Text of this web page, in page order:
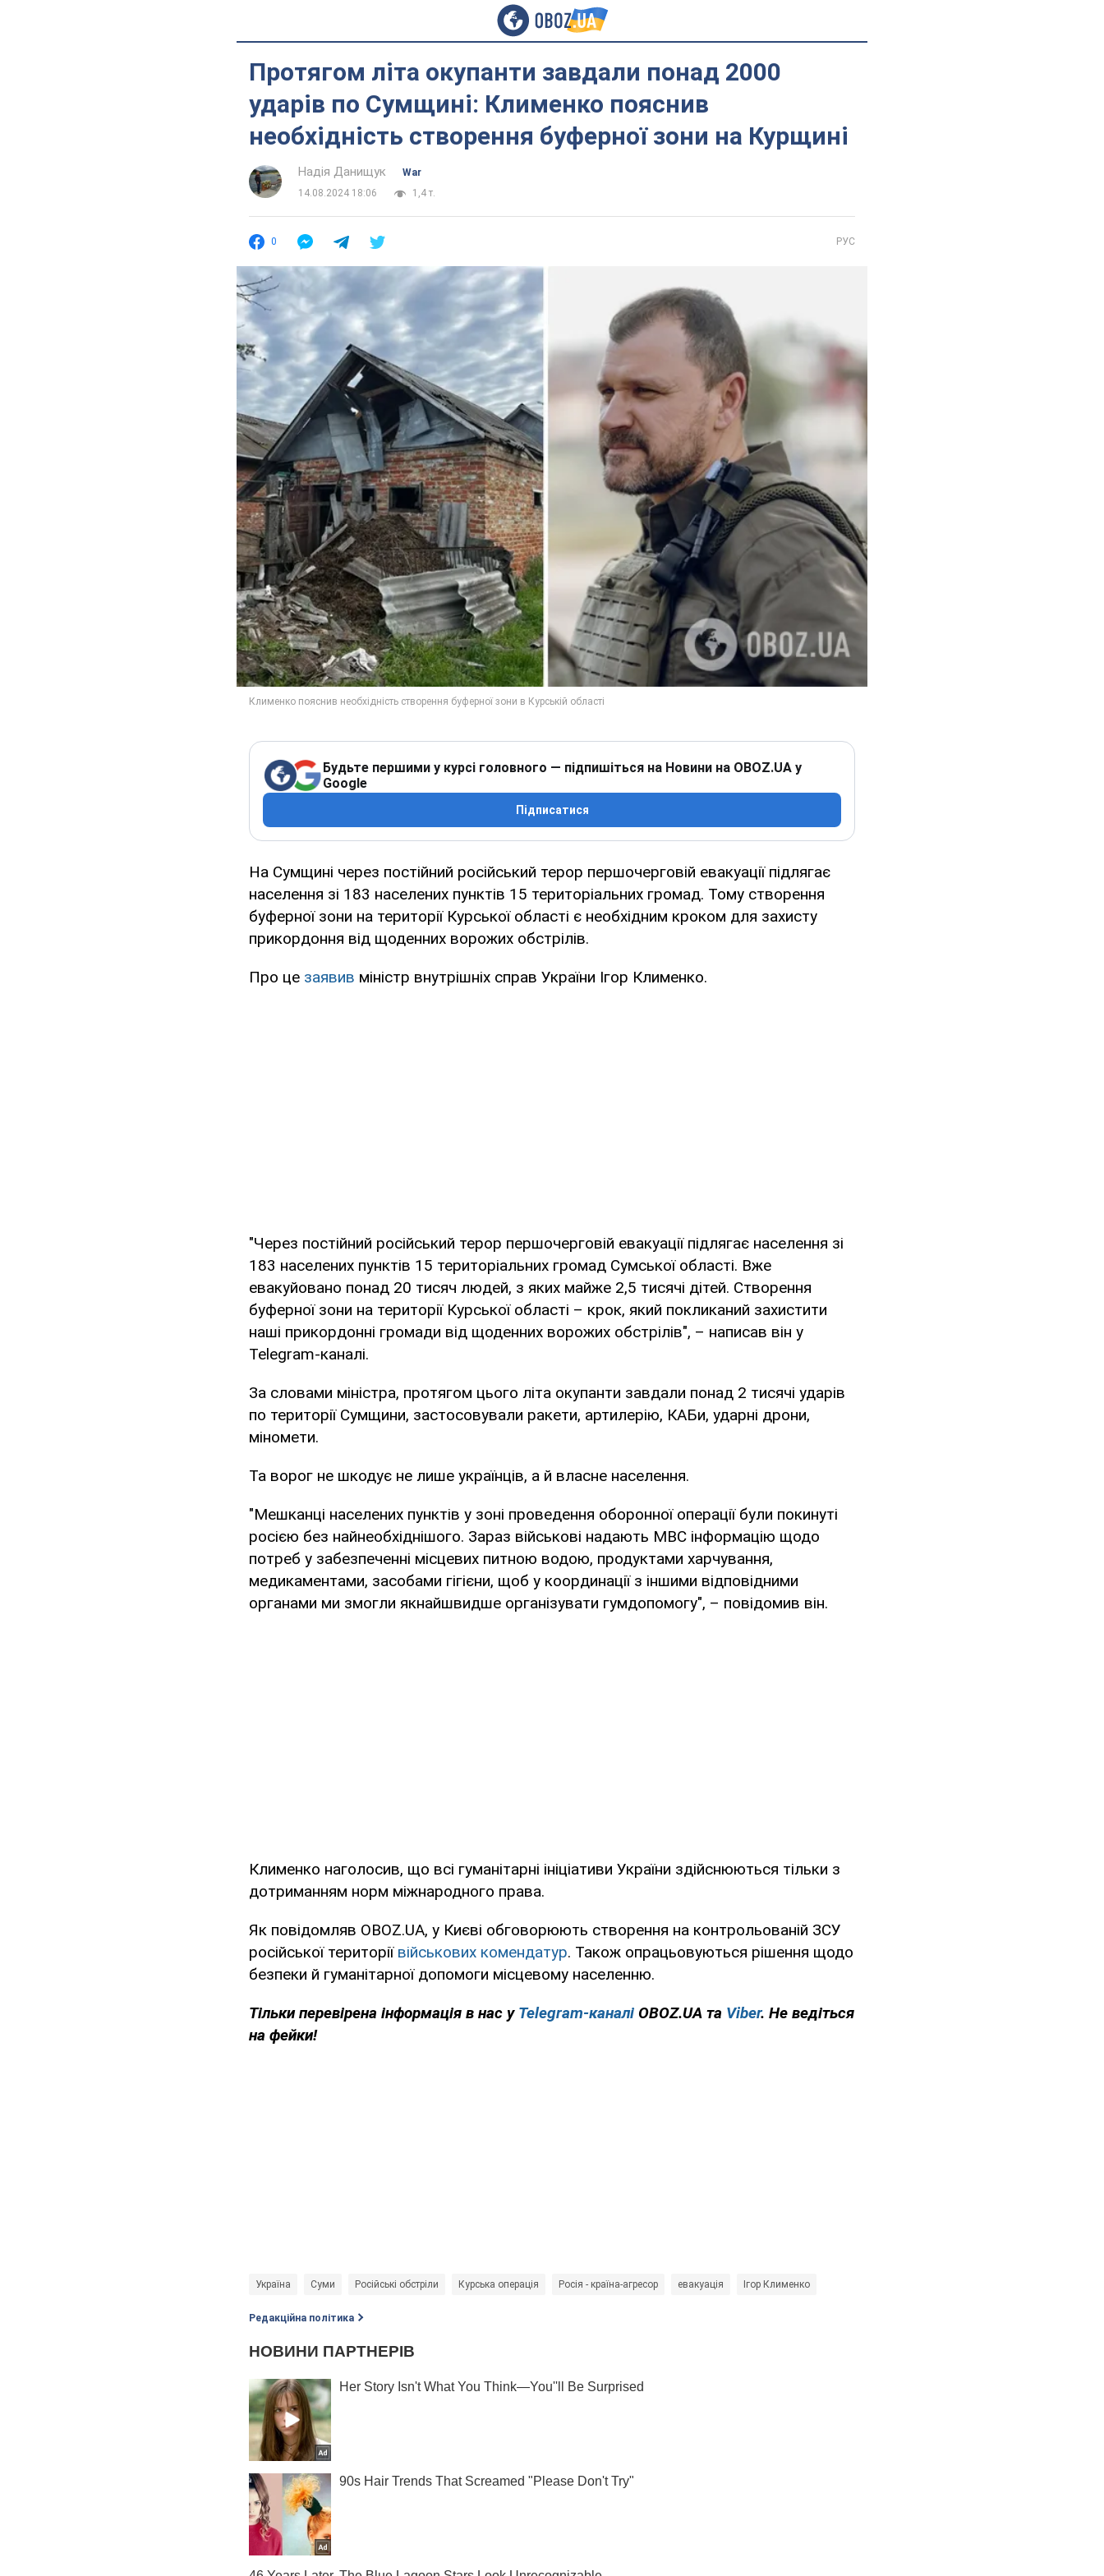
Протягом літа окупанти завдали понад 2000
ударів по Сумщині: Клименко пояснив
необхідність створення буферної зони на Курщині
Надія Данищук
War
14.08.2024 18:06
1,4 т.
0 РУС
Будьте першими у курсі головного — підпишіться на Новини на OBOZ.UA у
Google
Підписатися
На Сумщині через постійний російський терор першочерговій евакуації підлягає
населення зі 183 населених пунктів 15 територіальних громад. Тому створення
буферної зони на території Курської області є необхідним кроком для захисту
прикордоння від щоденних ворожих обстрілів.
Про це заявив міністр внутрішніх справ України Ігор Клименко.
"Через постійний російський терор першочерговій евакуації підлягає населення зі
183 населених пунктів 15 територіальних громад Сумської області. Вже
евакуйовано понад 20 тисяч людей, з яких майже 2,5 тисячі дітей. Створення
буферної зони на території Курської області – крок, який покликаний захистити
наші прикордонні громади від щоденних ворожих обстрілів", – написав він у
Telegram-каналі.
За словами міністра, протягом цього літа окупанти завдали понад 2 тисячі ударів
по території Сумщини, застосовували ракети, артилерію, КАБи, ударні дрони,
міномети.
Та ворог не шкодує не лише українців, а й власне населення.
"Мешканці населених пунктів у зоні проведення оборонної операції були покинуті
росією без найнеобхіднішого. Зараз військові надають МВС інформацію щодо
потреб у забезпеченні місцевих питною водою, продуктами харчування,
медикаментами, засобами гігієни, щоб у координації з іншими відповідними
органами ми змогли якнайшвидше організувати гумдопомогу", – повідомив він.
Клименко наголосив, що всі гуманітарні ініціативи України здійснюються тільки з
дотриманням норм міжнародного права.
Як повідомляв OBOZ.UA, у Києві обговорюють створення на контрольованій ЗСУ
російської території військових комендатур. Також опрацьовуються рішення щодо
безпеки й гуманітарної допомоги місцевому населенню.
Тільки перевірена інформація в нас у Telegram-каналі OBOZ.UA та Viber. Не ведіться
на фейки!
Україна Суми Російські обстріли Курська операція Росія - країна-агресор евакуація Ігор Клименко
Редакційна політика